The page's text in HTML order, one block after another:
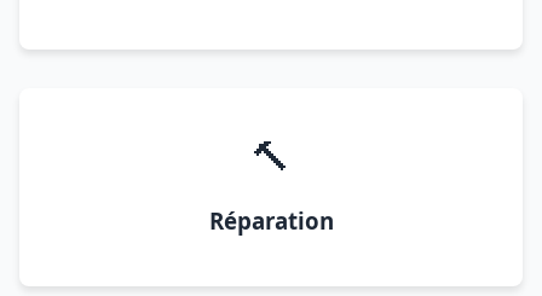
🔨
Réparation